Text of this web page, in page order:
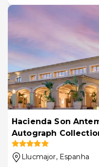
Hacienda Son
Autograph
Llucmajor, Espanha